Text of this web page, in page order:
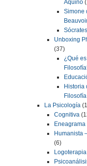
Aquino
Simone
Sócrates
Unboxing
(37)
¿Qué es
Historia
Filosofía
La Psicología
Cognitiva
Eneagrama
Humanista
(6)
Logoterapia